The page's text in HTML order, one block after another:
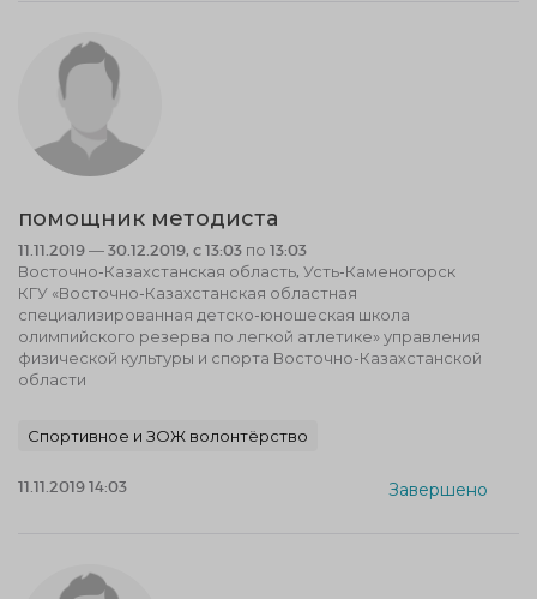
помощник методиста
11.11.2019 — 30.12.2019, c 13:03 по 13:03
Восточно-Казахстанская область, Усть-Каменогорск
КГУ «Восточно-Казахстанская областная
специализированная детско-юношеская школа
олимпийского резерва по легкой атлетике» управления
физической культуры и спорта Восточно-Казахстанской
области
Спортивное и ЗОЖ волонтёрство
11.11.2019 14:03 Завершено